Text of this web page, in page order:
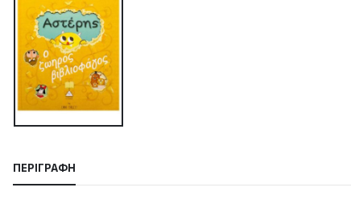
ΠΕΡΙΓΡΑΦΉ